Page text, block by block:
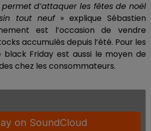
d’attaquer les fêtes de noël
tout neuf» explique Sébastien
est l’occasion de vendre
accumulés depuis l’été. Pour les
Friday est aussi le moyen de
chez les consommateurs.